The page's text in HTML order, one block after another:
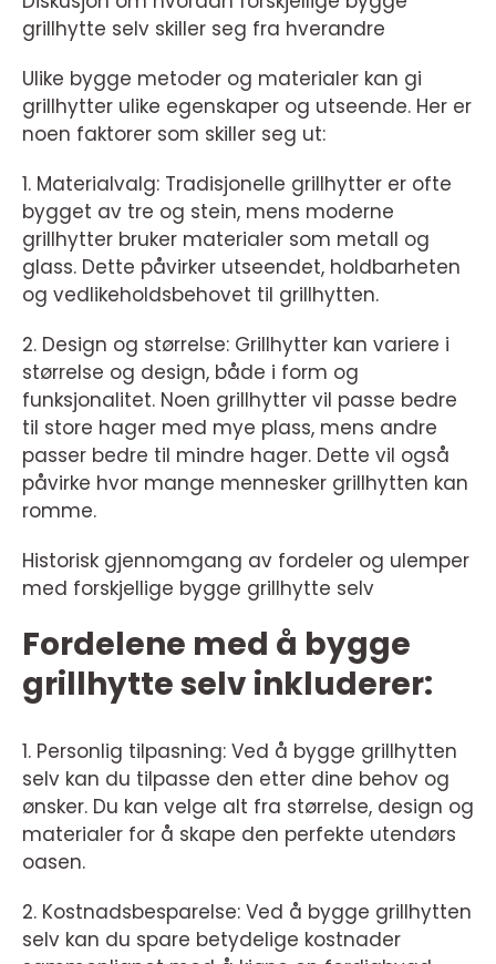
grillhytte selv skiller seg fra hverandre
Ulike bygge metoder og materialer kan gi
grillhytter ulike egenskaper og utseende. Her er
noen faktorer som skiller seg ut:
1. Materialvalg: Tradisjonelle grillhytter er ofte
bygget av tre og stein, mens moderne
grillhytter bruker materialer som metall og
glass. Dette påvirker utseendet, holdbarheten
og vedlikeholdsbehovet til grillhytten.
2. Design og størrelse: Grillhytter kan variere i
størrelse og design, både i form og
funksjonalitet. Noen grillhytter vil passe bedre
til store hager med mye plass, mens andre
passer bedre til mindre hager. Dette vil også
påvirke hvor mange mennesker grillhytten kan
romme.
Historisk gjennomgang av fordeler og ulemper
med forskjellige bygge grillhytte selv
Fordelene med å bygge
grillhytte selv inkluderer:
1. Personlig tilpasning: Ved å bygge grillhytten
selv kan du tilpasse den etter dine behov og
ønsker. Du kan velge alt fra størrelse, design og
materialer for å skape den perfekte utendørs
oasen.
2. Kostnadsbesparelse: Ved å bygge grillhytten
selv kan du spare betydelige kostnader